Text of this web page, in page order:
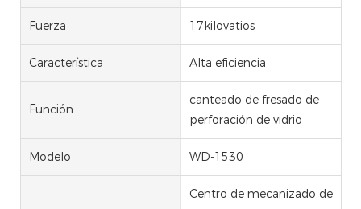
Fuerza 17kilovatios
Característica Alta eficiencia
Función
canteado de fresado de
perforación de vidrio
Modelo WD-1530
Centro de mecanizado de